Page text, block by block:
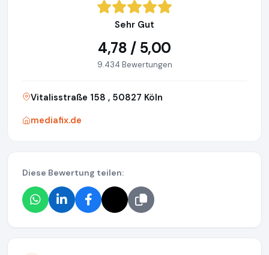
Sehr Gut
4,78 / 5,00
9.434 Bewertungen
Vitalisstraße 158 , 50827 Köln
mediafix.de
Diese Bewertung teilen: